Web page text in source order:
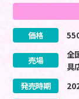
価格
売場
全
具
発売時期